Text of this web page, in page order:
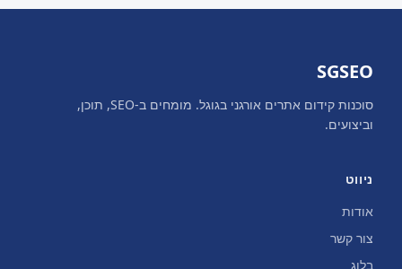
SGSEO
סוכנות קידום אתרים אורגני בגוגל. מומחים ב-SEO, תוכן,
וביצועים.
ניווט
אודות
צור קשר
בלוג